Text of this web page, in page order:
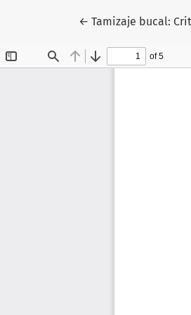
←Volver a los
Tamizaje bucal: